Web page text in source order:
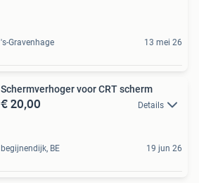
's-Gravenhage 13 mei 26
Schermverhoger voor CRT scherm
€ 20,00 Details
begijnendijk, BE 19 jun 26